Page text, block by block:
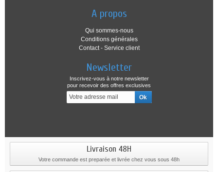
A propos
Qui sommes-nous
Conditions générales
Contact - Service client
Newsletter
Inscrivez-vous à notre newsletter
pour recevoir des offres exclusives
Livraison 48H
Votre commande est preparée et livrée chez vous sous 48h